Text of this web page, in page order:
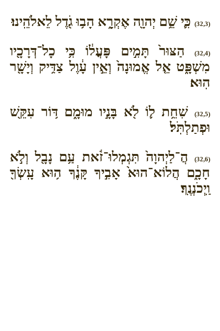
(32,3) כִּ֛י שֵׁ֥ם יְהוָ֖ה אֶקְרָ֑א הָב֥וּ גֹ֖דֶל לֵאלֹהֵֽינוּ׃
(32,4)
הַצּוּר֙ תָּמִ֣ים פָּעֳל֔וֹ כִּ֥י כָל־דְּרָכָ֖יו
מִשְׁפָּ֑ט אֵ֤ל אֱמוּנָה֙ וְאֵ֣ין עָ֔וֶל צַדִּ֥יק וְיָשָׁ֖ר
הֽוּא׃
(32,5)
שִׁחֵ֥ת ל֛וֹ לֹ֖א בָּנָ֣יו מוּמָ֑ם דּ֥וֹר עִקֵּ֖שׁ
וּפְתַלְתֹּֽל׃
(32,6)
הֲ־לַיְהוָה֙ תִּגְמְלוּ־זֹ֔את עַ֥ם נָבָ֖ל וְלֹ֣א
חָכָ֑ם הֲלוֹא־הוּא֙ אָבִ֣יךָ קָּנֶ֔ךָ ה֥וּא עָֽשְׂךָ֖
וַֽיְכֹנְנֶֽךָ׃